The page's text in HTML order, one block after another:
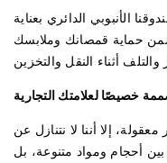
الأنبوبي الدائري بعناية
حماية قمصانك وملابسك
خصيصًا لعلامتك التجارية
معقولة، إلا أننا لا نتنازل عن
أحجام ومواد متنوعة، بل